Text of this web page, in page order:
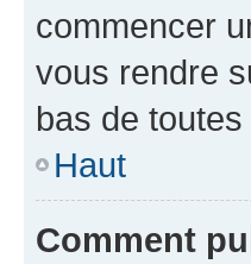
commencer
vous rendre
bas de
Haut
Comment